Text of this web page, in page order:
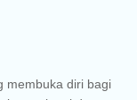
membuka diri bagi